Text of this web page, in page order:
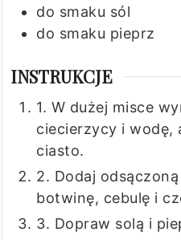
do smaku sól
do smaku pieprz
INSTRUKCJE
1. W dużej misce
ciecierzycy i wodę,
ciasto.
2. Dodaj
botwinę, cebulę i
3. Dopraw solą i